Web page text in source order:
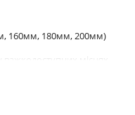
160мм, 180мм, 200мм)
місцях